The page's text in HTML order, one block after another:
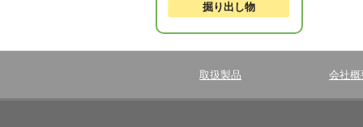
掘り出し物
取扱製品 会社概